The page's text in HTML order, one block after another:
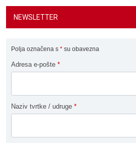
NEWSLETTER
Polja označena s * su obavezna
Adresa e-pošte *
Naziv tvrtke / udruge *